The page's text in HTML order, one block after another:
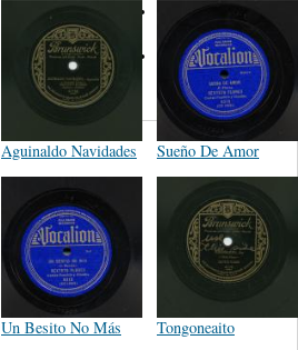
Aguinaldo Navidades Sueño De Amor
Un Besito No Más Tongoneaito
Dixon
Abreu -
Oliverira